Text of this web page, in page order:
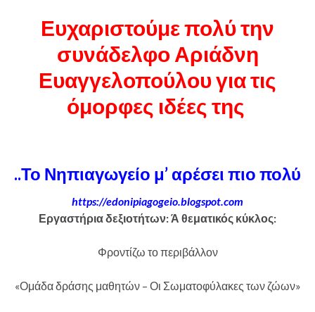
Ευχαριστούμε πολύ την
συνάδελφο Αριάδνη
Ευαγγελοπούλου για τις
όμορφες ιδέες της
..Το Νηπιαγωγείο μ’ αρέσει πιο πολύ
https://edonipiagogeio.blogspot.com
Εργαστήρια δεξιοτήτων: Ά θεματικός κύκλος:
Φροντίζω το περιβάλλον
«Ομάδα δράσης μαθητών – Οι Σωματοφύλακες των ζώων»